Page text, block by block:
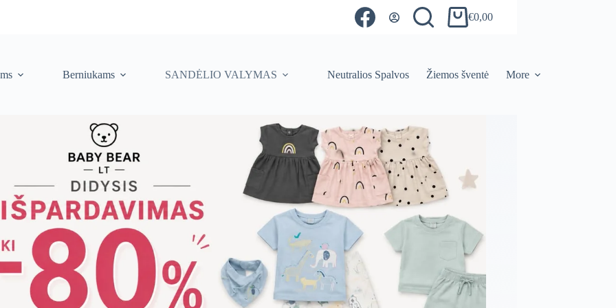
Shopping
€0,00
Berniukams SANDĖLIO VALYMAS Neutralios Spalvos Žiemos šventė More